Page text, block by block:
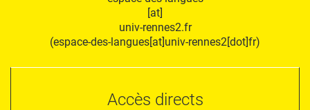
[at]
univ-rennes2.fr
(espace-des-langues[at]univ-rennes2[dot]fr)
Accès directs